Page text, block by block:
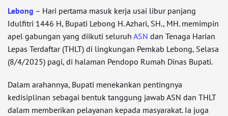
Lebong – Hari pertama masuk kerja usai libur panjang
Idulfitri 1446 H, Bupati Lebong H. Azhari, SH., MH. memimpin
apel gabungan yang diikuti seluruh ASN dan Tenaga Harian
Lepas Terdaftar (THLT) di lingkungan Pemkab Lebong, Selasa
(8/4/2025) pagi, di halaman Pendopo Rumah Dinas Bupati.
Dalam arahannya, Bupati menekankan pentingnya
kedisiplinan sebagai bentuk tanggung jawab ASN dan THLT
dalam memberikan pelayanan kepada masyarakat. Ia juga